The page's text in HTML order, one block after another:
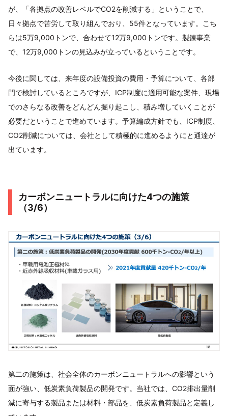
が、「各拠点の改善レベルでCO2を削減する」ということで、
日々拠点で苦労して取り組んでおり、55件となっています。こち
らは5万9,000トンで、合わせて12万9,000トンです。製錬事業
で、12万9,000トンの見込みが立っているということです。
今後に関しては、来年度の設備投資の費用・予算について、各部
門で検討しているところですが、ICP制度に適用可能な案件、現場
でのさらなる改善をどんどん掘り起こし、積み増していくことが
必要だということで進めています。予算編成方針でも、ICP制度、
CO2削減については、会社として積極的に進めるようにと通達が
出ています。
カーボンニュートラルに向けた4つの施策
（3/6）
第二の施策は、社会全体のカーボンニュートラルへの影響という
面が強い、低炭素負荷製品の開発です。当社では、CO2排出量削
減に寄与する製品または材料・部品を、低炭素負荷製品と定義し